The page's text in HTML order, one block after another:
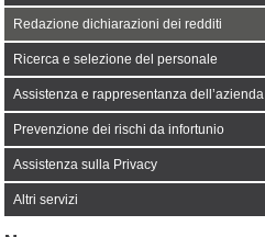
Redazione dichiarazioni dei redditi
Ricerca e selezione del personale
Assistenza e rappresentanza dell’azienda
Prevenzione dei rischi da infortunio
Assistenza sulla Privacy
Altri servizi